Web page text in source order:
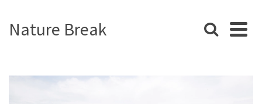
Nature Break